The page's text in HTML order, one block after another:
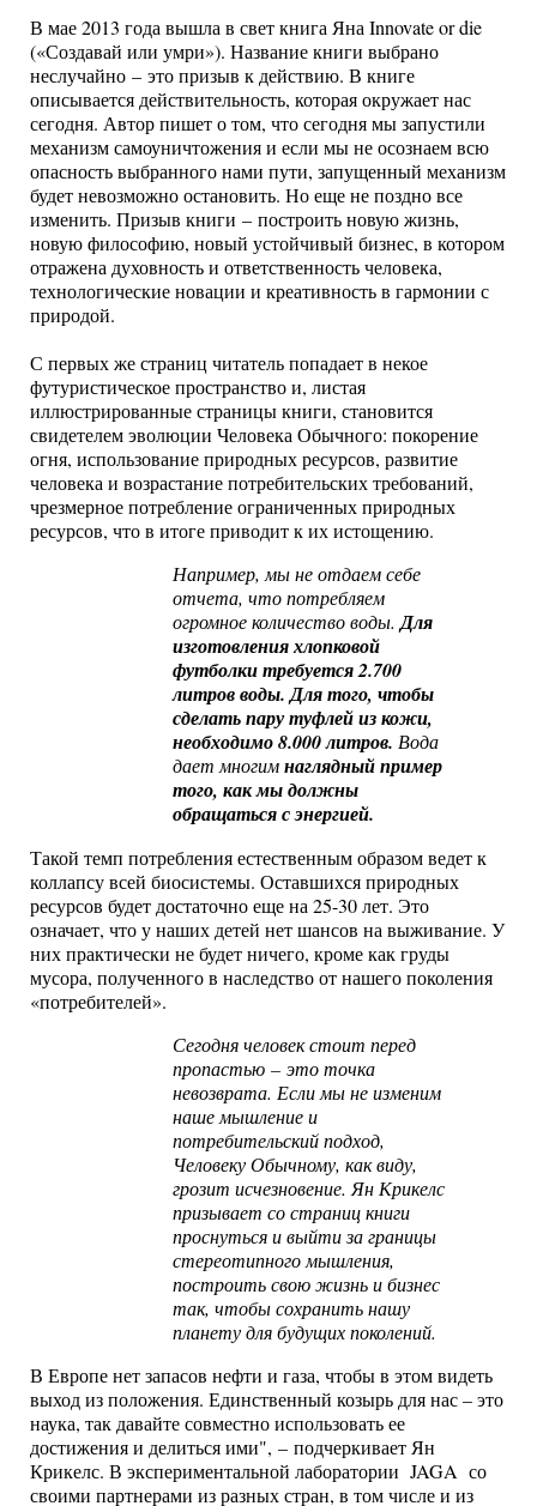
В мае 2013 года вышла в свет книга Яна Innovate or die
(«Создавай или умри»). Название книги выбрано
неслучайно – это призыв к действию. В книге
описывается действительность, которая окружает нас
сегодня. Автор пишет о том, что сегодня мы запустили
механизм самоуничтожения и если мы не осознаем всю
опасность выбранного нами пути, запущенный механизм
будет невозможно остановить. Но еще не поздно все
изменить. Призыв книги – построить новую жизнь,
новую философию, новый устойчивый бизнес, в котором
отражена духовность и ответственность человека,
технологические новации и креативность в гармонии с
природой.
С первых же страниц читатель попадает в некое
футуристическое пространство и, листая
иллюстрированные страницы книги, становится
свидетелем эволюции Человека Обычного: покорение
огня, использование природных ресурсов, развитие
человека и возрастание потребительских требований,
чрезмерное потребление ограниченных природных
ресурсов, что в итоге приводит к их истощению.
Например, мы не отдаем себе
отчета, что потребляем
огромное количество воды.Для
изготовления хлопковой
футболки требуется 2.700
литров воды. Для того, чтобы
сделать пару туфлей из кожи,
необходимо 8.000 литров.Вода
дает многимнаглядный пример
того, как мы должны
обращаться с энергией.
Такой темп потребления естественным образом ведет к
коллапсу всей биосистемы. Оставшихся природных
ресурсов будет достаточно еще на 25-30 лет. Это
означает, что у наших детей нет шансов на выживание. У
них практически не будет ничего, кроме как груды
мусора, полученного в наследство от нашего поколения
«потребителей».
Сегодня человек стоит перед
пропастью – это точка
невозврата. Если мы не изменим
наше мышление и
потребительский подход,
Человеку Обычному, как виду,
грозит исчезновение. Ян Крикелс
призывает со страниц книги
проснуться и выйти за границы
стереотипного мышления,
построить свою жизнь и бизнес
так, чтобы сохранить нашу
планету для будущих поколений.
В Европе нет запасов нефти и газа, чтобы в этом видеть
выход из положения. Единственный козырь для нас – это
наука, так давайте совместно использовать ее
достижения и делиться ими", – подчеркивает Ян
Крикелс. В экспериментальной лаборатории JAGA со
своими партнерами из разных стран, в том числе и из